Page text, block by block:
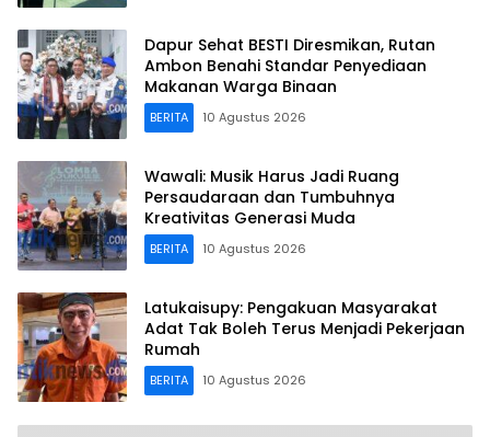
Dapur Sehat BESTI Diresmikan, Rutan
Ambon Benahi Standar Penyediaan
Makanan Warga Binaan
BERITA 10 Agustus 2026
Wawali: Musik Harus Jadi Ruang
Persaudaraan dan Tumbuhnya
Kreativitas Generasi Muda
BERITA 10 Agustus 2026
Latukaisupy: Pengakuan Masyarakat
Adat Tak Boleh Terus Menjadi Pekerjaan
Rumah
BERITA 10 Agustus 2026